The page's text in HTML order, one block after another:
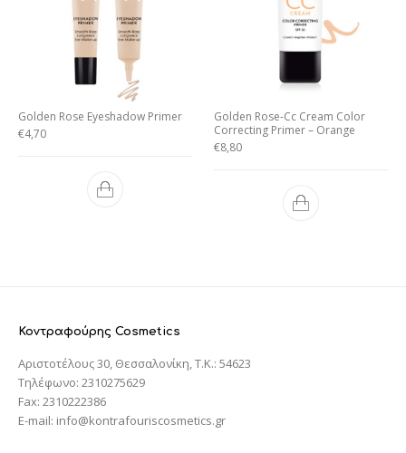
Golden Rose Eyeshadow Primer
€4,70
Golden Rose-Cc Cream Color
Correcting Primer – Orange
€8,80
Κοντραφούρης Cosmetics
Αριστοτέλους 30, Θεσσαλονίκη, T.K.: 54623
Τηλέφωνο: 2310275629
Fax: 2310222386
E-mail: info@kontrafouriscosmetics.gr